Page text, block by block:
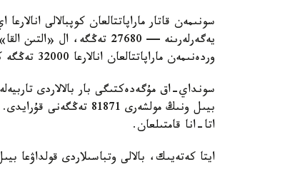
سونىمەن قاتار ماراپاتتالعان كوپبالالى
وردەنىمەن ماراپاتتالعان انالارعا 32000 تەڭگە كولەمىندە جاردەماقى تولەنەدى.
سونداي-اق مۇگەدەكتىگى بار بالالاردى
اتا-انا قامتىلعان.
ايتا كەتەيىك، بالالى وتباسىلاردى قولداۋعا بيىل 974 ميلليارد تەڭگە